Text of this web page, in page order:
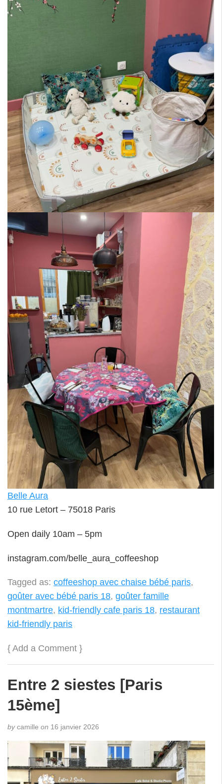
Belle Aura
10 rue Letort – 75018 Paris
Open daily 10am – 5pm
instagram.com/belle_aura_coffeeshop
Tagged as: coffeeshop avec chaise bébé paris,
goûter avec bébé paris 18, goûter famille
montmartre, kid-friendly cafe paris 18, restaurant
kid-friendly paris
{ Add a Comment }
Entre 2 siestes [Paris
15ème]
bycamille on 16 janvier 2026